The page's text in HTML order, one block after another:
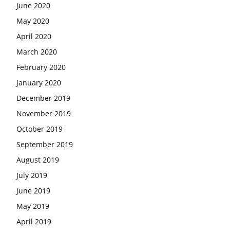
June 2020
May 2020
April 2020
March 2020
February 2020
January 2020
December 2019
November 2019
October 2019
September 2019
August 2019
July 2019
June 2019
May 2019
April 2019